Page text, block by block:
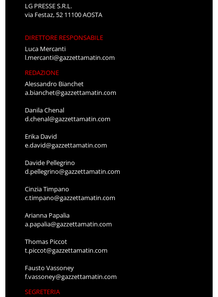
LG PRESSE S.R.L.
via Festaz, 52 11100 AOSTA
DIRETTORE RESPONSABILE
Luca Mercanti
l.mercanti@gazzettamatin.com
REDAZIONE
Alessandro Bianchet
a.bianchet@gazzettamatin.com
Danila Chenal
d.chenal@gazzettamatin.com
Erika David
e.david@gazzettamatin.com
Davide Pellegrino
d.pellegrino@gazzettamatin.com
Cinzia Timpano
c.timpano@gazzettamatin.com
Arianna Papalia
a.papalia@gazzettamatin.com
Thomas Piccot
t.piccot@gazzettamatin.com
Fausto Vassoney
f.vassoney@gazzettamatin.com
SEGRETERIA